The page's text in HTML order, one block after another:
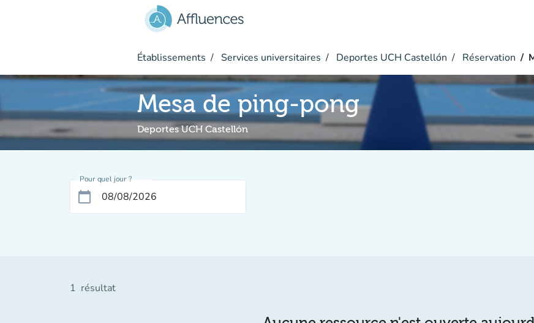
Établissements Services universitaires Deportes UCH Castellón Réservation
Mesa de ping-pong
Deportes UCH Castellón
Pour quel jour ?
calendar_today
1 résultat